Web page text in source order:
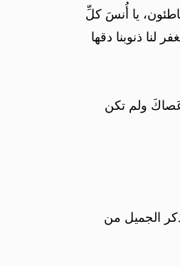
يا أُنسَ كلِّ
ذنوبنا دقها
عَصاكَ ولم تكن
الجميل من